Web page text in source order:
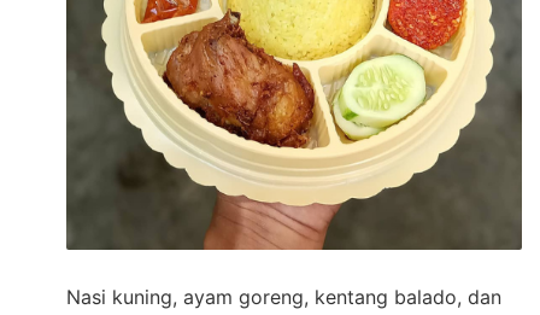
Nasi kuning, ayam goreng, kentang balado, dan